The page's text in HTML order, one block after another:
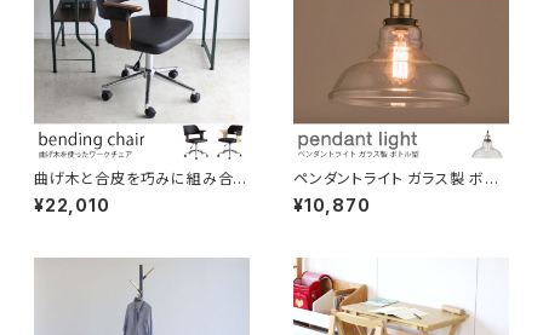
曲げ木と合皮を巧みに組み合わ
せたワークチェア PUレザー張
地 肘掛け付き ブラウン/ナチュ
¥22,010
ペンダントライト ガラス製 ボト
ルタイプ 電球付き 吊り下げ照明
天井照明 ディスプレイ コード長
接照明 おしゃれ 北欧 演出用品
¥10,870